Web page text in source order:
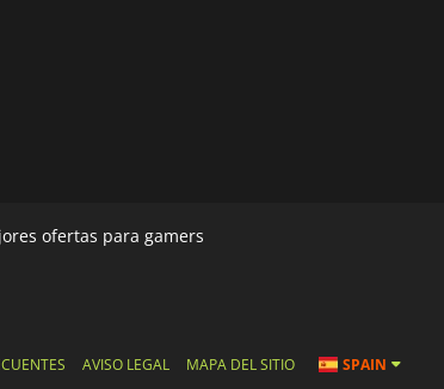
ofertas para gamers
AVISO LEGAL MAPA DEL SITIO SPAIN